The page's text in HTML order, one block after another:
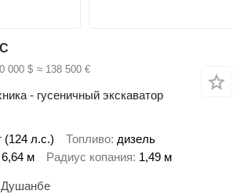
000 $ ≈ 138 500 €
- гусеничный экскаватор
(124 л.с.) Топливо дизель
6,64 м Радиус копания 1,49 м
Душанбе